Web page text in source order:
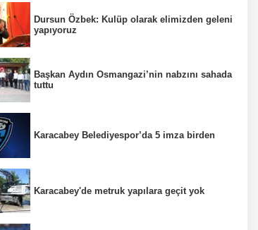
Dursun Özbek: Kulüp olarak elimizden geleni
yapıyoruz
Başkan Aydın Osmangazi’nin nabzını sahada
tuttu
Karacabey Belediyespor’da 5 imza birden
Karacabey'de metruk yapılara geçit yok